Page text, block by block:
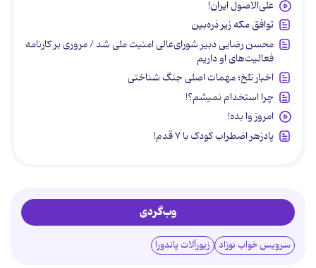
علی‌الاصول ایران!
توافق مکه زیر ذره‌بین
محسن رضایی دبیر شورای‌عالی امنیت ملی شد / مروری بر کارنامه
فعالیت‌های او داریم
اخبار تلخ؛ مهمات اصلی جنگ شناختی
چرا استخدام نمیشم؟!
امروز وا بده!
پادزهر اضطراب کودک با ۷ قدم!
وب‌گردی
سرویس خواب نوزاد زیورآلات پاندورا